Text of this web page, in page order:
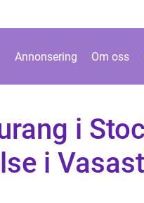
Annonsering Om oss
i
i